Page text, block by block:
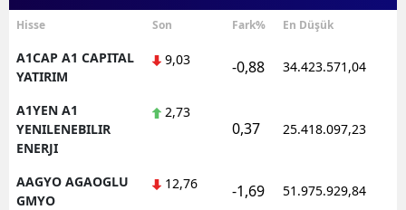
Hisse Son Fark% En Düşük
A1CAP A1 CAPITAL
YATIRIM
9,03 -0,88 34.423.571,04
A1YEN A1
YENILENEBILIR
ENERJI
2,73
0,37 25.418.097,23
AAGYO AGAOGLU
GMYO
12,76 -1,69 51.975.929,84